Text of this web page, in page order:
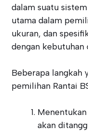
dalam suatu
utama dalam
ukuran, dan
dengan kebutuhan
Beberapa langkah
pemilihan Rantai
akan